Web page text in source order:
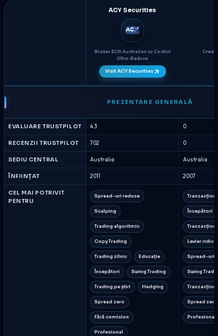
Securities
vs
Axi
Compararea
August
2026
ACY Securities
Broker ECN Australian cu Costuri
Ultra-Reduse
Visit ACY Securities
Creat
PREZENTARE GENERALĂ
EVALUARE TRUSTPILOT 4.3 0
RECENZII TRUSTPILOT 702 0
SEDIU CENTRAL Australia Australia
ÎNFIINȚAT 2011 2007
CEL MAI POTRIVIT
PENTRU
Spread-uri reduse
Scalping
Trading algoritmic
Copy Trading
Trading zilnic Educație
Începători Swing Trading
Trading pe știri Hedging
Spread zero
Fără comision
Profesional
Începători
Levier ridicat
Spread-uri
Swing
Spread zero
Profesional